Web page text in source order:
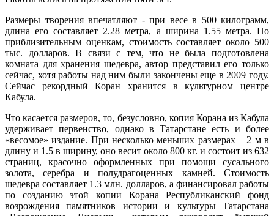
Размеры творения впечатляют - при весе в 500 килограмм,
длина его составляет 2.28 метра, а ширина 1.55 метра. По
приблизительным оценкам, стоимость составляет около 500
тыс. долларов. В связи с тем, что не была подготовлена
комната для хранения шедевра, автор представил его только
сейчас, хотя работы над ним были закончены еще в 2009 году.
Сейчас рекордный Коран хранится в культурном центре
Кабула.
Что касается размеров, то, безусловно, копия Корана из Кабула
удерживает первенство, однако в Татарстане есть и более
«весомое» издание. При несколько меньших размерах – 2 м в
длину и 1.5 в ширину, оно весит около 800 кг. и состоит из 632
страниц, красочно оформленных при помощи сусального
золота, серебра и полудрагоценных камней. Стоимость
шедевра составляет 1.3 млн. долларов, а финансировал работы
по созданию этой копии Корана Республиканский фонд
возрождения памятников истории и культуры Татарстана